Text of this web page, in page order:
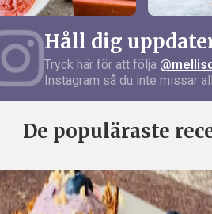
Håll dig
Tryck här för att följa
Instagram så du inte missar
De populäraste